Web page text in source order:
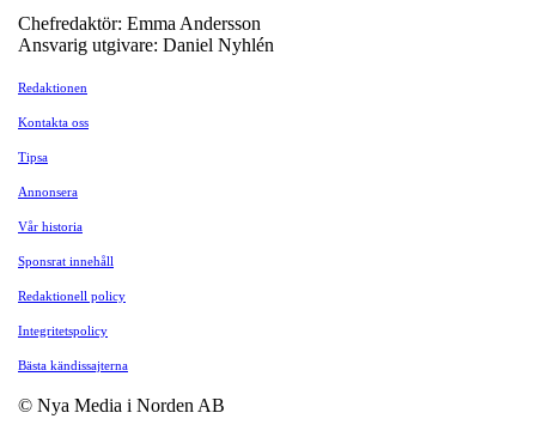
Chefredaktör: Emma Andersson
Ansvarig utgivare: Daniel Nyhlén
Redaktionen
Kontakta oss
Tipsa
Annonsera
Vår historia
Sponsrat innehåll
Redaktionell policy
Integritetspolicy
Bästa kändissajterna
© Nya Media i Norden AB